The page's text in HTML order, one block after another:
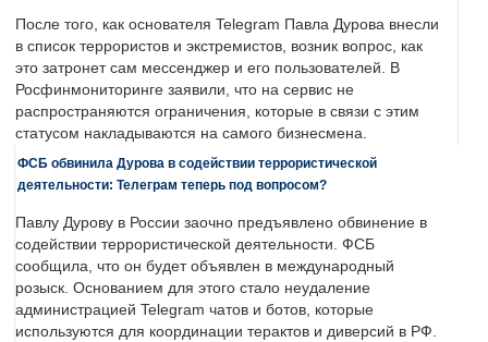
После того, как основателя Telegram Павла Дурова внесли
в список террористов и экстремистов, возник вопрос, как
это затронет сам мессенджер и его пользователей. В
Росфинмониторинге заявили, что на сервис не
распространяются ограничения, которые в связи с этим
статусом накладываются на самого бизнесмена.
ФСБ обвинила Дурова в содействии террористической
деятельности: Телеграм теперь под вопросом?
Павлу Дурову в России заочно предъявлено обвинение в
содействии террористической деятельности. ФСБ
сообщила, что он будет объявлен в международный
розыск. Основанием для этого стало неудаление
администрацией Telegram чатов и ботов, которые
используются для координации терактов и диверсий в РФ.